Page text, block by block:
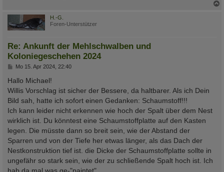
H.-G.
Foren-Unterstützer
Re: Ankunft der Mehlschwalben und
Koloniegeschehen 2024
B
i
r
a
g
Mo 15. Apr 2024, 22:40
Hallo Michael!
Willis Vorschlag ist sicher der Bessere, da haltbarer. Als ich Dein
Bild sah, hatte ich sofort einen Gedanken: Schaumstoff!!!
Ich kann leider nicht erkennen wie hoch der Spalt über dem Nest
wirklich ist. Du könntest eine Schaumstoffplatte auf den Kasten
legen. Die müsste dann so breit sein, wie der Abstand der
Sparren und von der Tiefe her etwas länger, als das Dach der
Nestkonstruktion tief ist. die Dicke der Schaumstoffplatte sollte in
ungefähr so stark sein, wie der zu schließende Spalt hoch ist. Ich